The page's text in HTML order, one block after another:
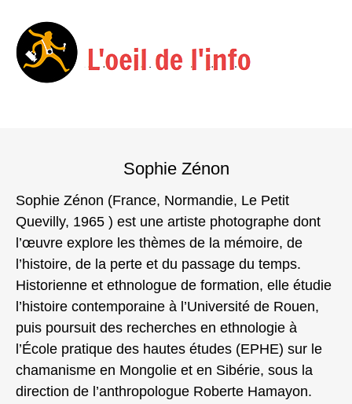
Sophie Zénon
Sophie Zénon (France, Normandie, Le Petit
Quevilly, 1965 ) est une artiste photographe dont
l’œuvre explore les thèmes de la mémoire, de
l’histoire, de la perte et du passage du temps.
Historienne et ethnologue de formation, elle étudie
l’histoire contemporaine à l’Université de Rouen,
puis poursuit des recherches en ethnologie à
l’École pratique des hautes études (EPHE) sur le
chamanisme en Mongolie et en Sibérie, sous la
direction de l’anthropologue Roberte Hamayon.